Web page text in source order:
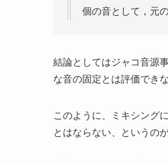
個の音として，元
結論としてはジャコ音源
な音の固定とは評価でき
このように、ミキシング
とはならない、というの